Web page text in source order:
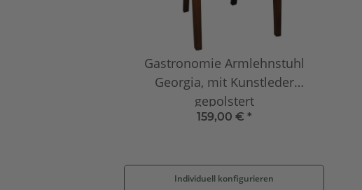
Gastronomie Armlehnstuhl
Georgia, mit Kunstleder
gepolstert
159,00 € *
Individuell konfigurieren